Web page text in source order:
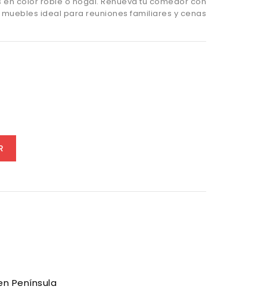
ideal para reuniones familiares y cenas
Península